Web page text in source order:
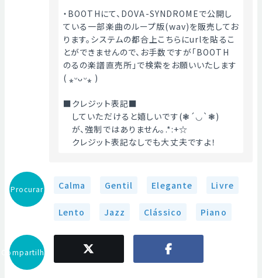
・BOOTHにて、DOVA-SYNDROMEで公開し
ている一部楽曲のループ版(wav)を販売してお
ります。システムの都合上こちらにurlを貼るこ
とができませんので、お手数ですが「BOOTH
のるの楽譜直売所」で検索をお願いいたします
( ⁎ᵕᴗᵕ⁎ )
■クレジット表記■
していただけると嬉しいです(❃´◡`❃)
が、強制ではありません｡.*:+☆
クレジット表記なしでも大丈夫ですよ！
Procurar Calma Gentil Elegante Livre
Lento Jazz Clássico Piano
Compartilhar